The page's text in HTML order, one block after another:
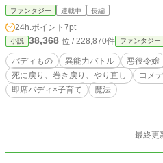
は農業改革と真正面か
が、剣と魔法の世界を
てしまう英雄譚。
ファンタジー 連載中 長編
24h.ポイント 7pt
小説 38,368 位 / 228,870件 ファンタジー
バディもの 異能力バトル 悪役令嬢
死に戻り、巻き戻り、やり直し
コメ
即席バディ×子育て
魔法
最終更